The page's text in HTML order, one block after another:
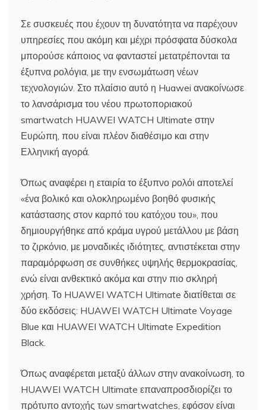
Σε συσκευές που έχουν τη δυνατότητα να παρέχουν
υπηρεσίες που ακόμη και μέχρι πρόσφατα δύσκολα
μπορούσε κάποιος να φανταστεί μετατρέπονται τα
έξυπνα ρολόγια, με την ενσωμάτωση νέων
τεχνολογιών. Στο πλαίσιο αυτό η Huawei ανακοίνωσε
το λανσάρισμα του νέου πρωτοποριακού
smartwatch HUAWEI WATCH Ultimate στην
Ευρώπη, που είναι πλέον διαθέσιμο και στην
Ελληνική αγορά.
Όπως αναφέρει η εταιρία το έξυπνο ρολόι αποτελεί
«ένα βολικό και ολοκληρωμένο βοηθό φυσικής
κατάστασης στον καρπό του κατόχου του», που
δημιουργήθηκε από κράμα υγρού μετάλλου με βάση
το ζιρκόνιο, με μοναδικές ιδιότητες, αντιστέκεται στην
παραμόρφωση σε συνθήκες υψηλής θερμοκρασίας,
ενώ είναι ανθεκτικό ακόμα και στην πιο σκληρή
χρήση. Το HUAWEI WATCH Ultimate διατίθεται σε
δύο εκδόσεις: HUAWEI WATCH Ultimate Voyage
Blue και HUAWEI WATCH Ultimate Expedition
Black.
Όπως αναφέρεται μεταξύ άλλων στην ανακοίνωση, το
HUAWEI WATCH Ultimate επαναπροσδιορίζει το
πρότυπο αντοχής των smartwatches, εφόσον είναι